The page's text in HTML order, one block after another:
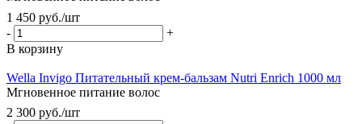
1 450 руб./шт
-
+
В корзину
Wella Invigo Питательный крем-бальзам Nutri Enrich 1000 мл
Мгновенное питание волос
2 300 руб./шт